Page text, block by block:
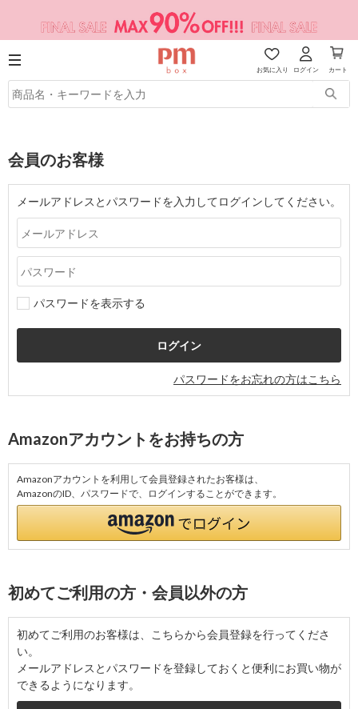
お気に入り ログイン カート
会員のお客様
メールアドレスとパスワードを入力してログインしてください。
パスワードを表示する
パスワードをお忘れの方はこちら
Amazonアカウントをお持ちの方
Amazonアカウントを利用して会員登録されたお客様は、
AmazonのID、パスワードで、ログインすることができます。
初めてご利用の方・会員以外の方
初めてご利用のお客様は、こちらから会員登録を行ってくださ
い。
メールアドレスとパスワードを登録しておくと便利にお買い物が
できるようになります。